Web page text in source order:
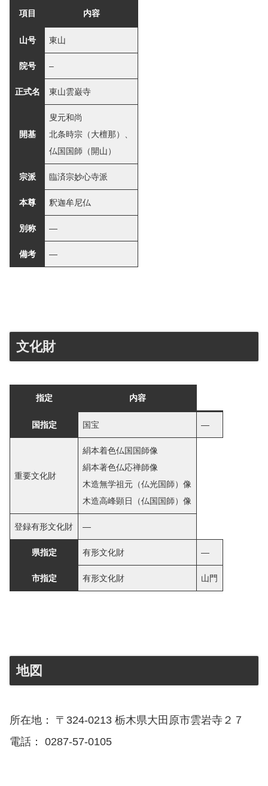
項目 内容
山号 東山
院号 –
正式名 東山雲巌寺
開基
叟元和尚
北条時宗（大檀那）、
仏国国師（開山）
宗派 臨済宗妙心寺派
本尊 釈迦牟尼仏
別称 ―
備考 ―
文化財
指定 内容
国指定 国宝 ―
重要文化財
絹本着色仏国国師像
絹本著色仏応禅師像
木造無学祖元（仏光国師）像
木造高峰顕日（仏国国師）像
登録有形文化財 ―
県指定 有形文化財 ―
市指定 有形文化財 山門
地図
所在地： 〒324-0213 栃木県大田原市雲岩寺２７
電話： 0287-57-0105